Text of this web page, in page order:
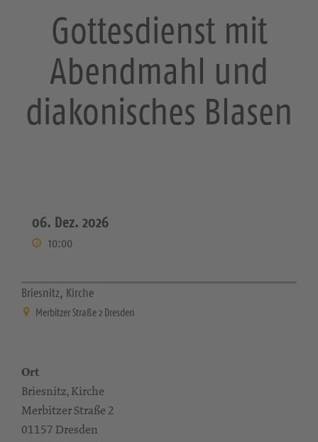
Gottesdienst mit
Abendmahl und
diakonisches Blasen
06. Dez. 2026
10:00
Briesnitz, Kirche
Merbitzer Straße 2 Dresden
Ort
Briesnitz, Kirche
Merbitzer Straße 2
01157 Dresden